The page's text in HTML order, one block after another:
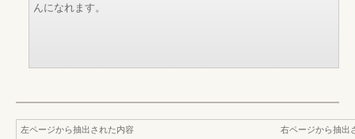
んになれます。
左ページから抽出された内容
右ページから抽出